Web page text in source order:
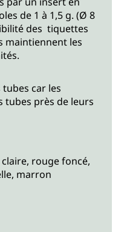
de 1 à 1,5 g. (Ø 8
des tiquettes
maintiennent les
car les
tubes près de leurs
rouge foncé,
marron